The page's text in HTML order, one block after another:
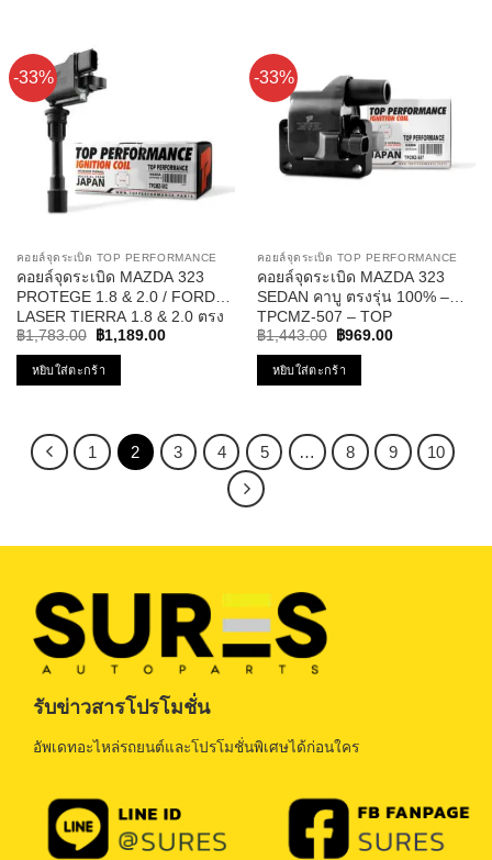
-33%
คอยล์จุดระเบิด TOP PERFORMANCE
คอยล์จุดระเบิด MAZDA 323
PROTEGE 1.8 & 2.0 / FORD
LASER TIERRA 1.8 & 2.0 ตรง
รุ่น 100% – TPCMZ-502 – TOP
PERFORMANCE JAPAN –
คอยล์หัวเทียน มาสด้า โปรเทเจ้
฿1,783.00
Original
was:
฿1,783.00.
฿1,189.00Current
หยิบใส่ตะกร้า
-33%
คอยล์จุดระเบิด TOP PERFORMANCE
คอยล์จุดระเบิด MAZDA 323
SEDAN คาบู ตรงรุ่น 100% –
TPCMZ-507 – TOP
PERFORMANCE JAPAN –
คอยล์หัวเทียน มาสด้า ซีดาน
G601-18-100
฿1,443.00
Original
was:
฿1,443.00.
฿969.00Current
หยิบใส่ตะกร้า
1 2 3 4 5 … 8 9 10
รับข่าวสารโปรโมชั่น
อัพเดทอะไหล่รถยนต์และโปรโมชั่นพิเศษได้ก่อนใคร